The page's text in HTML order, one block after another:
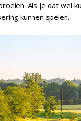
Als je dat wel
kunnen spelen.'